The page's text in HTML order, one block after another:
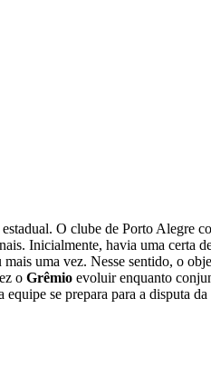
O clube de Porto Alegre
Inicialmente, havia uma certa
uma vez. Nesse sentido, o
o Grêmio evoluir enquanto
equipe se prepara para a disputa da